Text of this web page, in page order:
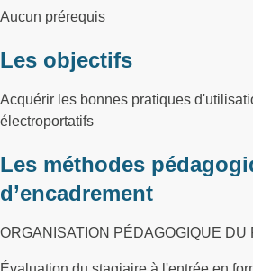
Aucun prérequis
Les objectifs
Acquérir les bonnes pratiques
électroportatifs
Les méthodes
d’encadrement
ORGANISATION PÉDAGOGIQUE DU